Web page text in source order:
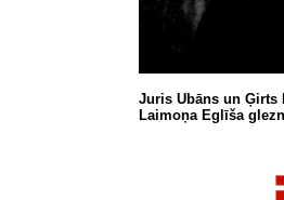
Juris Ubāns un Ģirts
Laimoņa Eglīša